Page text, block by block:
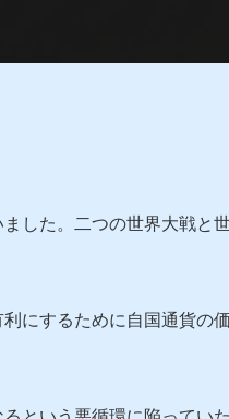
した。二つの世界大戦と
にするために自国通貨の